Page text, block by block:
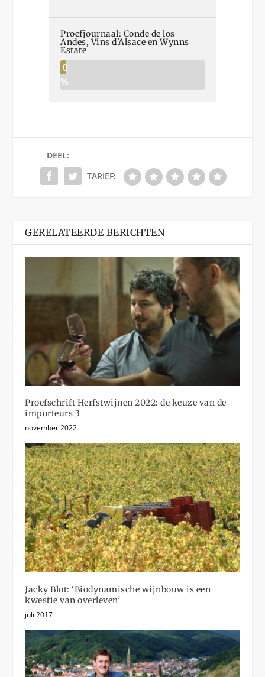
Proefjournaal: Conde de los
Andes, Vins d'Alsace en Wynns
Estate
0
%
DEEL:
TARIEF:
GERELATEERDE BERICHTEN
Proefschrift Herfstwijnen 2022: de keuze van de
importeurs 3
november 2022
Jacky Blot: ‘Biodynamische wijnbouw is een
kwestie van overleven’
juli 2017